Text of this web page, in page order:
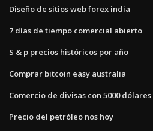
Diseño de sitios web forex india
7 días de tiempo comercial abierto
S & p precios históricos por año
Comprar bitcoin easy australia
Comercio de divisas con 5000 dólares
Precio del petróleo nos hoy